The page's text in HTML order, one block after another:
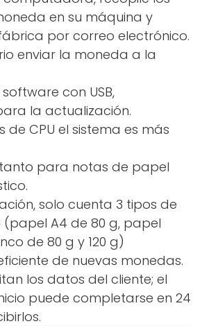
en su máquina y
por correo electrónico.
enviar la moneda a la
con USB,
la actualización.
de CPU el sistema es más
para notas de papel
solo cuenta 3 tipos de
A4 de 80 g, papel
de 80 g y 120 g)
de nuevas monedas.
los datos del cliente; el
puede completarse en 24